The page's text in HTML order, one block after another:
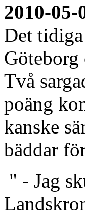
2010-05-
Det
Två
poäng
kanske
bäddar
" - Jag